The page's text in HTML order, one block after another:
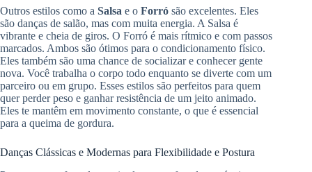
Outros estilos como a Salsa e o Forró são excelentes. Eles
são danças de salão, mas com muita energia. A Salsa é
vibrante e cheia de giros. O Forró é mais rítmico e com passos
marcados. Ambos são ótimos para o condicionamento físico.
Eles também são uma chance de socializar e conhecer gente
nova. Você trabalha o corpo todo enquanto se diverte com um
parceiro ou em grupo. Esses estilos são perfeitos para quem
quer perder peso e ganhar resistência de um jeito animado.
Eles te mantêm em movimento constante, o que é essencial
para a queima de gordura.
Danças Clássicas e Modernas para Flexibilidade e Postura